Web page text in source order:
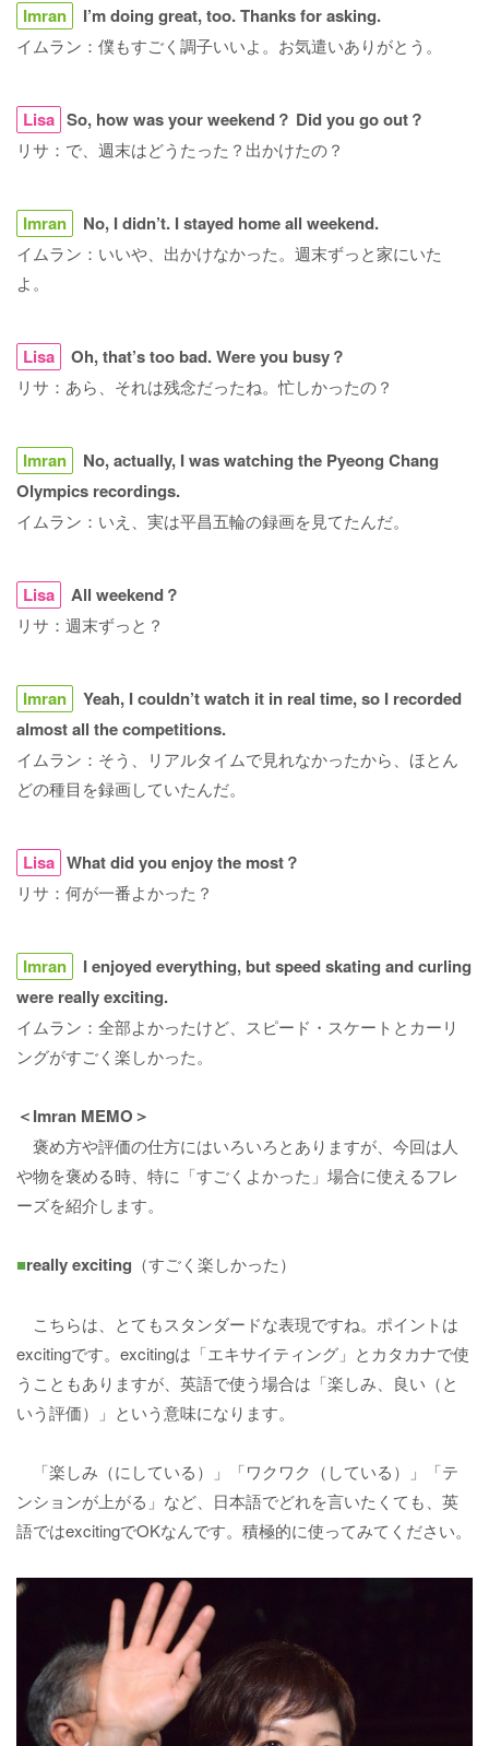
Imran I’m doing great, too. Thanks for asking.
イムラン：僕もすごく調子いいよ。お気遣いありがとう。
Lisa So, how was your weekend？ Did you go out？
リサ：で、週末はどうたった？出かけたの？
Imran No, I didn’t. I stayed home all weekend.
イムラン：いいや、出かけなかった。週末ずっと家にいた
よ。
Lisa Oh, that’s too bad. Were you busy？
リサ：あら、それは残念だったね。忙しかったの？
Imran
No, actually, I was watching the Pyeong Chang
Olympics recordings.
イムラン：いえ、実は平昌五輪の録画を見てたんだ。
Lisa All weekend？
リサ：週末ずっと？
Imran
Yeah, I couldn’t watch it in real time, so I recorded
almost all the competitions.
イムラン：そう、リアルタイムで見れなかったから、ほとん
どの種目を録画していたんだ。
Lisa What did you enjoy the most？
リサ：何が一番よかった？
Imran
I enjoyed everything, but speed skating and curling
were really exciting.
イムラン：全部よかったけど、スピード・スケートとカーリ
ングがすごく楽しかった。
＜Imran MEMO＞
褒め方や評価の仕方にはいろいろとありますが、今回は人
や物を褒める時、特に「すごくよかった」場合に使えるフレ
ーズを紹介します。
■really exciting （すごく楽しかった）
こちらは、とてもスタンダードな表現ですね。ポイントは
excitingです。excitingは「エキサイティング」とカタカナで使
うこともありますが、英語で使う場合は「楽しみ、良い（と
いう評価）」という意味になります。
「楽しみ（にしている）」「ワクワク（している）」「テ
ンションが上がる」など、日本語でどれを言いたくても、英
語ではexcitingでOKなんです。積極的に使ってみてください。